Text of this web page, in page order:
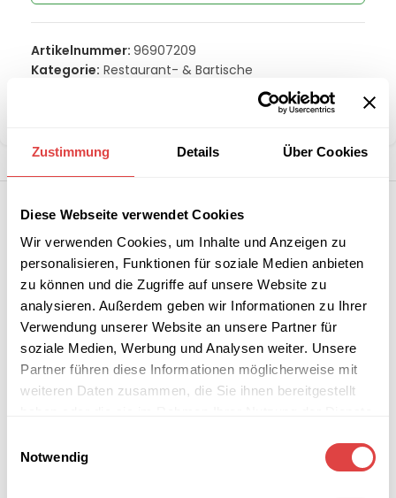
Zustimmung Details Über Cookies
Diese Webseite verwendet Cookies
Wir verwenden Cookies, um Inhalte und Anzeigen zu
personalisieren, Funktionen für soziale Medien anbieten
zu können und die Zugriffe auf unsere Website zu
analysieren. Außerdem geben wir Informationen zu Ihrer
Verwendung unserer Website an unsere Partner für
soziale Medien, Werbung und Analysen weiter. Unsere
Partner führen diese Informationen möglicherweise mit
weiteren Daten zusammen, die Sie ihnen bereitgestellt
Notwendig
Artikelnummer: 96907209
Kategorie: Restaurant- & Bartische